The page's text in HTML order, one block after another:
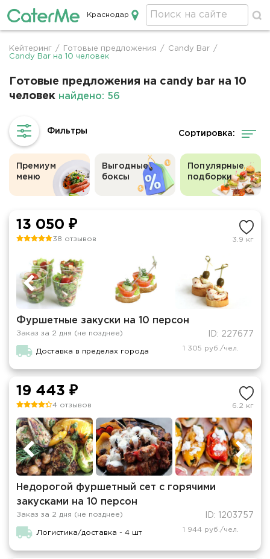
Кейтеринг в Краснодаре
Краснодар
Строка
Кейтеринг / Готовые предложения / Candy Bar
/
Candy Bar на 10 человек
Готовые предложения на candy bar на 10
человек найдено: 56
Сортировка:
Премиум
меню
Выгодные
боксы
Популярные
подборки
13 050 ₽
38 отзывов 3.9 кг
Фуршетные закуски на 10 персон
Заказ за 2 дня (не позднее) ID: 227677
Доставка в пределах города 1 305 руб./чел.
19 443 ₽
4 отзывов 6.2 кг
Недорогой фуршетный сет с горячими
закусками на 10 персон
Заказ за 2 дня (не позднее) ID: 1203757
Логистика/доставка - 4 шт 1 944 руб./чел.